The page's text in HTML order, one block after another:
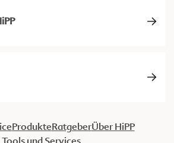
ProdukteRatgeberÜber HiPP